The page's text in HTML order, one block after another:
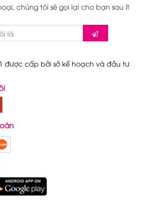
chúng tôi sẽ gọi lại cho bạn sau ít
được cấp bởi sở kế hoạch và đầu tư